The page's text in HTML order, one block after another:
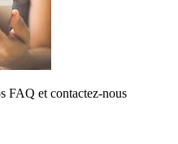
FAQ et contactez-nous